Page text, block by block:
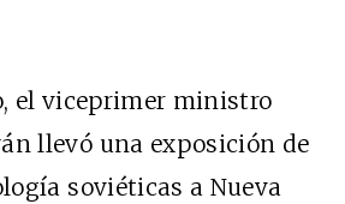
el viceprimer ministro
llevó una exposición de
soviéticas a Nueva